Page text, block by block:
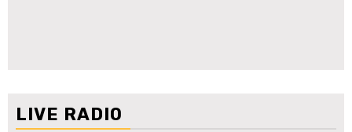
LIVE RADIO